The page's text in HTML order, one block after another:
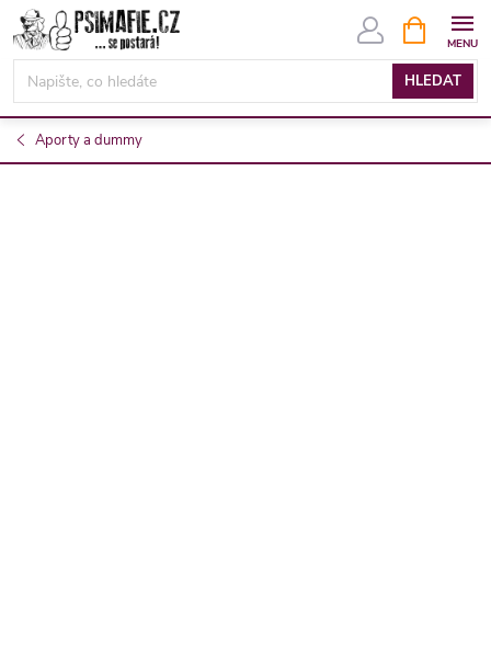
Přejít
na
obsah
HLEDAT
NÁKUPNÍ
KOŠÍK
Aporty a dummy